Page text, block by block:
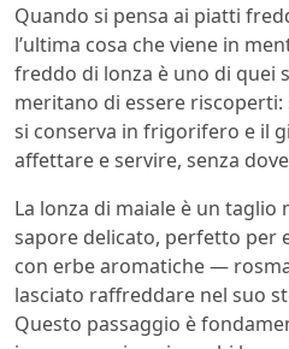
Quando si pensa ai piatti
l’ultima cosa che viene in
freddo di lonza è uno di quei
meritano di essere
si conserva in frigorifero e il
affettare e servire, senza
La lonza di maiale è un taglio
sapore delicato, perfetto per
con erbe aromatiche —
lasciato raffreddare nel suo
Questo passaggio è